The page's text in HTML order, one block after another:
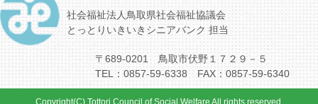
社会福祉法人鳥取県社会福祉協議会
とっとりいきいきシニアバンク 担当
〒689-0201 鳥取市伏野１７２９－５
TEL：0857-59-6338 FAX：0857-59-6340
Copyright(C) Tottori Council of Social Welfare All rights reserved.